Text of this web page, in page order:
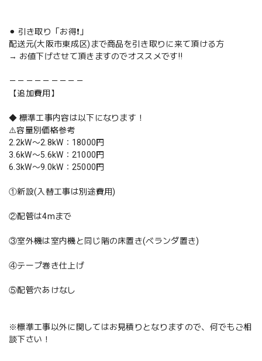
⚫︎ 引き取り「お得❗️」
配送元(大阪市東成区)まで商品を引き取りに来て頂ける方
→ お値下げさせて頂きますのでオススメです‼️
－－－－－－－－－
【追加費用】
◆ 標準工事内容は以下になります！
⚠️容量別価格参考
2.2kW〜2.8kW：18000円
3.6kW〜5.6kW：21000円
6.3kW〜9.0kW：25000円
①新設(入替工事は別途費用)
②配管は4mまで
③室外機は室内機と同じ階の床置き(ベランダ置き)
④テープ巻き仕上げ
⑤配管穴あけなし
※標準工事以外に関してはお見積りとなりますので、何でもご相
談下さい！